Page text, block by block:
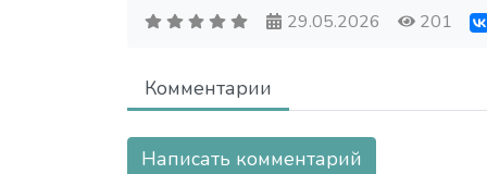
29.05.2026 201
Комментарии
Написать комментарий